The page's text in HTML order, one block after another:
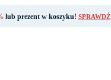
lub prezent w koszyku! SPRAWDŹ